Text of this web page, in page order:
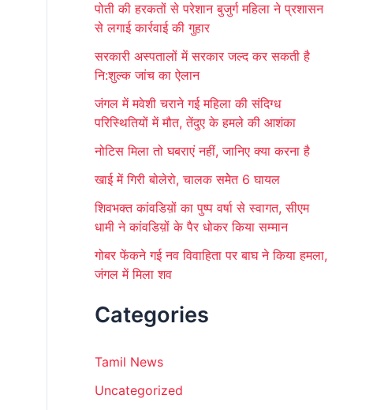
पोती की हरकतों से परेशान बुजुर्ग महिला ने प्रशासन
से लगाई कार्रवाई की गुहार
सरकारी अस्पतालों में सरकार जल्द कर सकती है
नि:शुल्क जांच का ऐलान
जंगल में मवेशी चराने गई महिला की संदिग्ध
परिस्थितियों में मौत, तेंदुए के हमले की आशंका
नोटिस मिला तो घबराएं नहीं, जानिए क्या करना है
खाई में गिरी बोलेरो, चालक समेेत 6 घायल
शिवभक्त कांवडिय़ों का पुष्प वर्षा से स्वागत, सीएम
धामी ने कांवडिय़ों के पैर धोकर किया सम्मान
गोबर फेंकने गई नव विवाहिता पर बाघ ने किया हमला,
जंगल में मिला शव
Categories
Tamil News
Uncategorized